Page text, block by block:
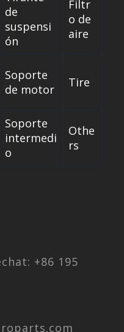
de
suspensi
ón
Filtr
o de
aire
Soporte
de motor
Tire
Soporte
intermedi
o
Othe
rs
+86 195